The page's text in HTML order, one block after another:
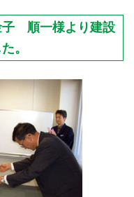
順一様より建設
。